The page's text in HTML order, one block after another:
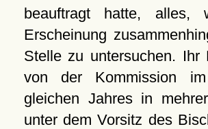
beauftragt hatte, alles,
Erscheinung
Stelle zu untersuchen. Ihr
von der Kommission
gleichen Jahres in
unter dem Vorsitz des